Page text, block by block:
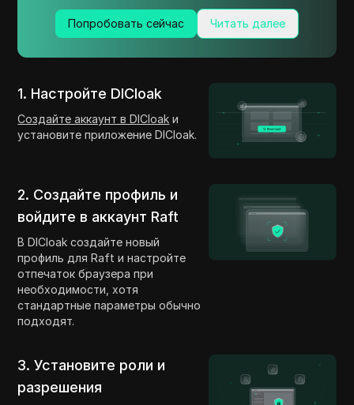
Попробовать сейчас Читать далее
1. Настройте DICloak
Создайте аккаунт в DICloak и
установите приложение DICloak.
2. Создайте профиль и
войдите в аккаунт Raft
В DICloak создайте новый
профиль для Raft и настройте
отпечаток браузера при
необходимости, хотя
стандартные параметры обычно
подходят.
3. Установите роли и
разрешения